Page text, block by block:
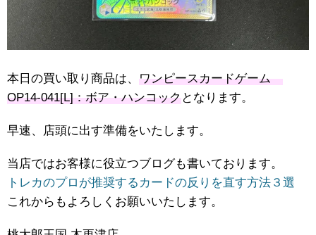
本日の買い取り商品は、 ワンピースカードゲーム
OP14-041[L]：ボア・ハンコックとなります。
早速、店頭に出す準備をいたします。
当店ではお客様に役立つブログも書いております。
トレカのプロが推奨するカードの反りを直す方法３選
これからもよろしくお願いいたします。